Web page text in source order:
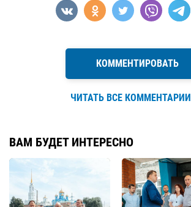
КОММЕНТИРОВАТЬ
ЧИТАТЬ ВСЕ КОММЕНТАРИИ
ВАМ БУДЕТ ИНТЕРЕСНО